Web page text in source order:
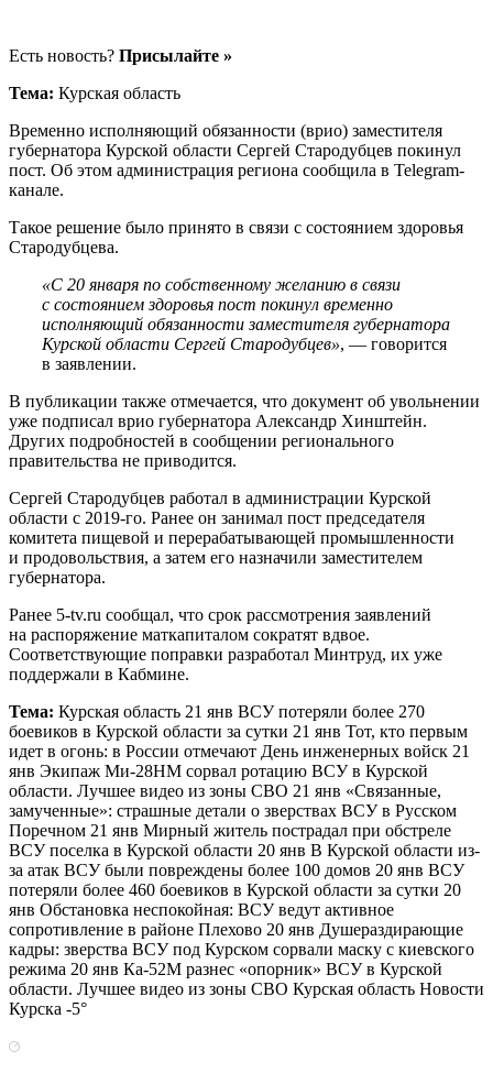
Есть новость? Присылайте »
Тема: Курская область
Временно исполняющий обязанности (врио) заместителя
губернатора Курской области Сергей Стародубцев покинул
пост. Об этом администрация региона сообщила в Telegram-
канале.
Такое решение было принято в связи с состоянием здоровья
Стародубцева.
«С 20 января по собственному желанию в связи
с состоянием здоровья пост покинул временно
исполняющий обязанности заместителя губернатора
Курской области Сергей Стародубцев», — говорится
в заявлении.
В публикации также отмечается, что документ об увольнении
уже подписал врио губернатора Александр Хинштейн.
Других подробностей в сообщении регионального
правительства не приводится.
Сергей Стародубцев работал в администрации Курской
области с 2019-го. Ранее он занимал пост председателя
комитета пищевой и перерабатывающей промышленности
и продовольствия, а затем его назначили заместителем
губернатора.
Ранее 5-tv.ru сообщал, что срок рассмотрения заявлений
на распоряжение маткапиталом сократят вдвое.
Соответствующие поправки разработал Минтруд, их уже
поддержали в Кабмине.
Тема: Курская область 21 янв ВСУ потеряли более 270
боевиков в Курской области за сутки 21 янв Тот, кто первым
идет в огонь: в России отмечают День инженерных войск 21
янв Экипаж Ми-28НМ сорвал ротацию ВСУ в Курской
области. Лучшее видео из зоны СВО 21 янв «Связанные,
замученные»: страшные детали о зверствах ВСУ в Русском
Поречном 21 янв Мирный житель пострадал при обстреле
ВСУ поселка в Курской области 20 янв В Курской области из-
за атак ВСУ были повреждены более 100 домов 20 янв ВСУ
потеряли более 460 боевиков в Курской области за сутки 20
янв Обстановка неспокойная: ВСУ ведут активное
сопротивление в районе Плехово 20 янв Душераздирающие
кадры: зверства ВСУ под Курском сорвали маску с киевского
режима 20 янв Ка-52М разнес «опорник» ВСУ в Курской
области. Лучшее видео из зоны СВО Курская область Новости
Курска -5°